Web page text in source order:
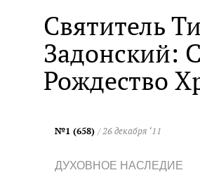
Святитель
Задонский:
Рождество
№1 (658) / 26 декабря ‘11
ДУХОВНОЕ НАСЛЕДИЕ